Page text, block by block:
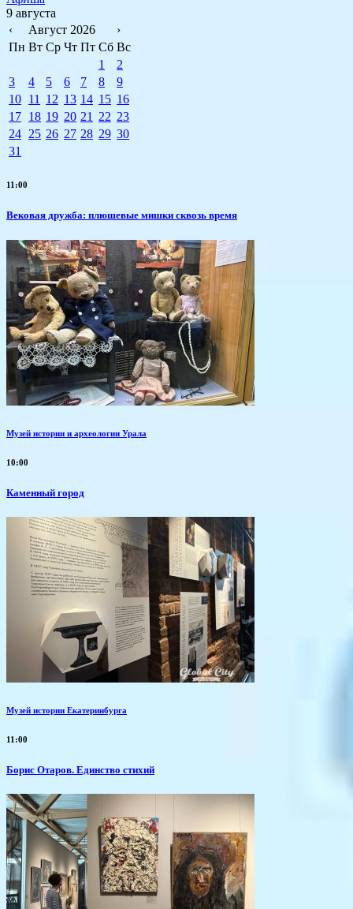
9 августа
‹
Август 2026
›
Пн Вт Ср Чт Пт Сб Вс
1
2
3
4 5 6 7 8
9
10 11 12 13 14 15 16
17 18 19 20 21 22 23
24 25 26 27 28 29 30
31
11:00
Вековая дружба: плюшевые мишки сквозь время
Музей истории и археологии Урала
10:00
Каменный город
Музей истории Екатеринбурга
11:00
Борис Отаров. Единство стихий